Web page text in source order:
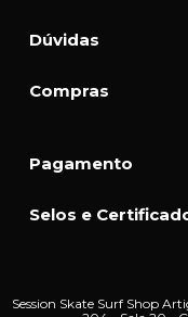
Dúvidas
Compras
Pagamento
Selos e
Session Skate Surf Shop